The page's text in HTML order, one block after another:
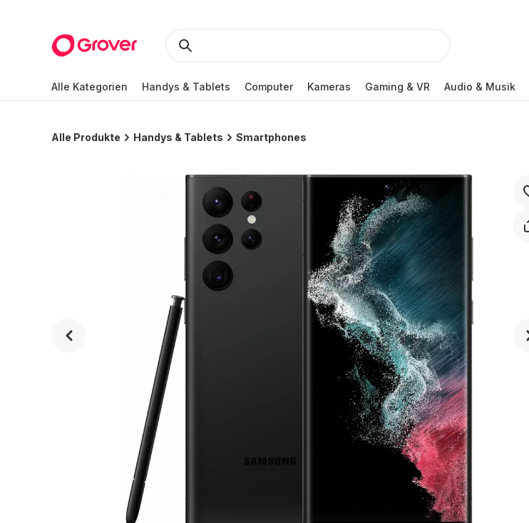
Alle Kategorien Handys & Tablets Computer Kameras Gaming & VR Audio & Musik
Alle Produkte Handys & Tablets Smartphones